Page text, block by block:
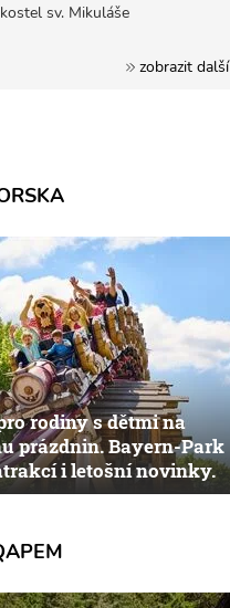
sv. Mikuláše
zobrazit další
rodiny s dětmi na
prázdnin. Bayern-Park
i letošní novinky.